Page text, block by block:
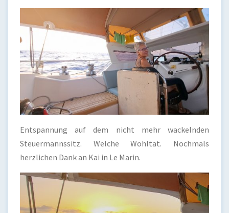
Entspannung auf dem nicht mehr wackelnden
Steuermannssitz. Welche Wohltat. Nochmals
herzlichen Dank an Kai in Le Marin.